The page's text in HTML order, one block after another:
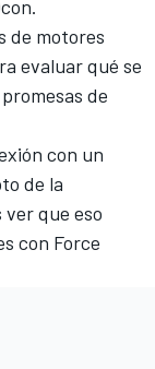
de motores
evaluar qué se
de
con un
de la
que eso
con Force